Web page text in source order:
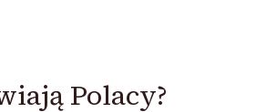
Polacy?